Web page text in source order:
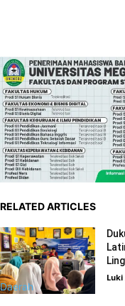
RELATED ARTICLES
Daerah